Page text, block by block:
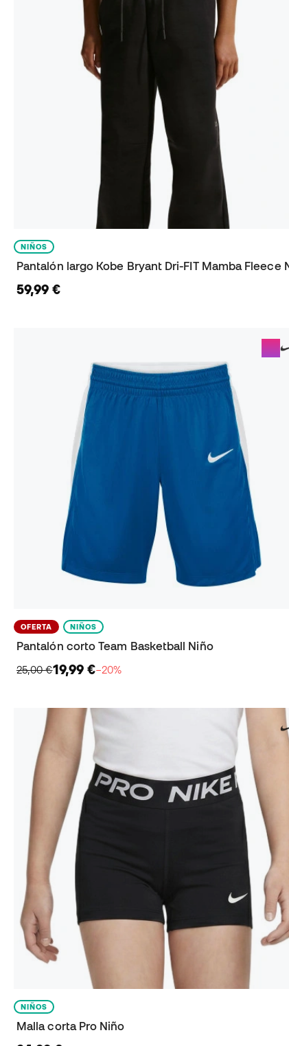
NIÑOS
59,99 €
OFERTA NIÑOS
Pantalón corto Team Basketball Niño
25,00 €19,99 €−20%
NIÑOS
Malla corta Pro Niño